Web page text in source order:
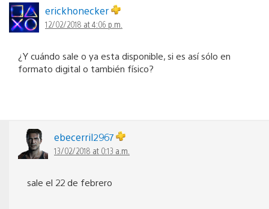
erickhonecker
12/02/2018 at 4:06 p.m.
¿Y cuándo sale o ya esta disponible, si es así sólo en
formato digital o también físico?
ebecerril2967
13/02/2018 at 0:13 a.m.
sale el 22 de febrero